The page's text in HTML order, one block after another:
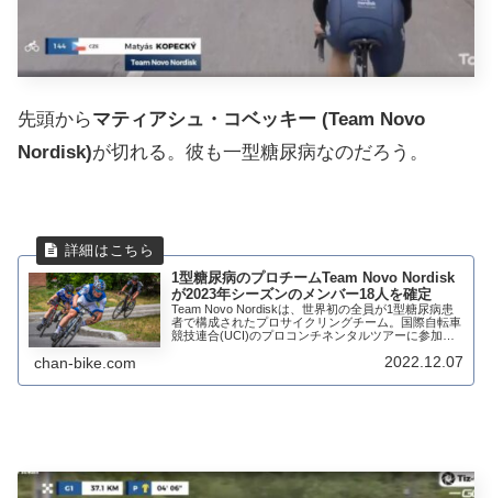
先頭からマティアシュ・コベッキー (Team Novo
Nordisk)が切れる。彼も一型糖尿病なのだろう。
1型糖尿病のプロチームTeam Novo Nordisk
が2023年シーズンのメンバー18人を確定
Team Novo Nordiskは、世界初の全員が1型糖尿病患
者で構成されたプロサイクリングチーム。国際自転車
競技連合(UCI)のプロコンチネンタルツアーに参加し
chan-bike.com 2022.12.07